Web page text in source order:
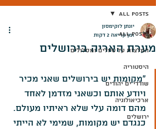
All Posts
המלצות על טיולים ומסלולים
היסטוריה
שודדי ים יהודים
ארכיאולוגיה
ירושלים
All Posts
מערת האריה בירושלים
יונתן לוקימסון
זמן קריאה 2 דקות
"מקומות יש בירושלים שאני מכיר
ויודע אותם וכשאני מזדמן לאחד
מהם דומה עלי שלא ראיתיו מעולם.
כנגדם יש מקומות, שמימי לא הייתי